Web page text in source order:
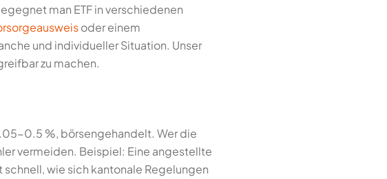
man ETF in verschiedenen
oder einem
und individueller Situation. Unser
zu machen.
0.5 %, börsengehandelt. Wer die
vermeiden. Beispiel: Eine angestellte
wie sich kantonale Regelungen